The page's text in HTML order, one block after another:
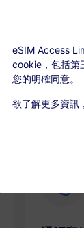
即時連
通過手機
eSIM Access
cookie，包括第
您的明確同意。
欲了解更多資訊